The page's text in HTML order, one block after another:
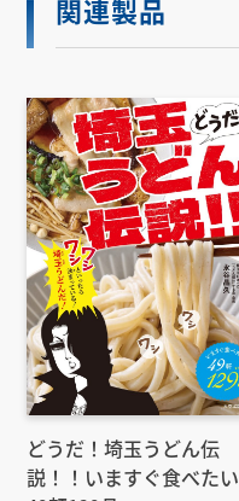
関連製品
どうだ！埼玉うどん伝
説！！いますぐ食べたい